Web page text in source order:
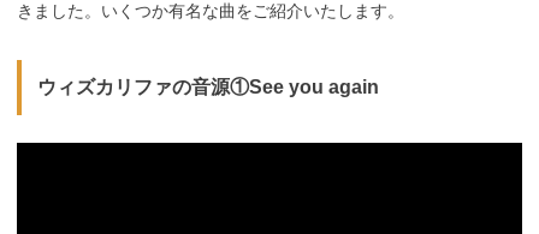
きました。いくつか有名な曲をご紹介いたします。
ウィズカリファの音源①See you again